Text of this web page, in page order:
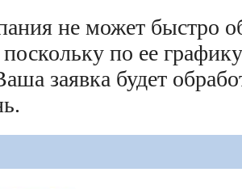
не может быстро
по ее
заявка будет